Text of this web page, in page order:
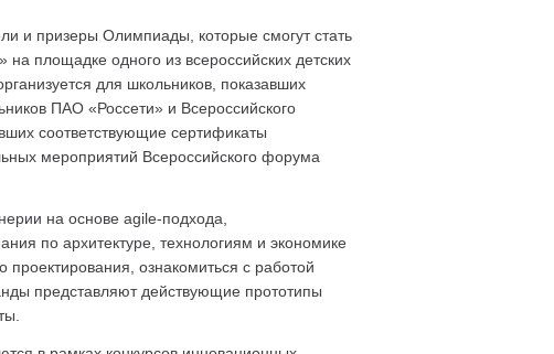
и призеры Олимпиады, которые смогут стать
площадке одного из всероссийских детских
для школьников, показавших
ПАО «Россети» и Всероссийского
соответствующие сертификаты
мероприятий Всероссийского форума
на основе agile-подхода,
по архитектуре, технологиям и экономике
проектирования, ознакомиться с работой
представляют действующие прототипы